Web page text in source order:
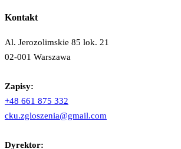
Kontakt
Al. Jerozolimskie 85 lok. 21
02-001 Warszawa
Zapisy:
+48 661 875 332
cku.zgloszenia@gmail.com
Dyrektor: